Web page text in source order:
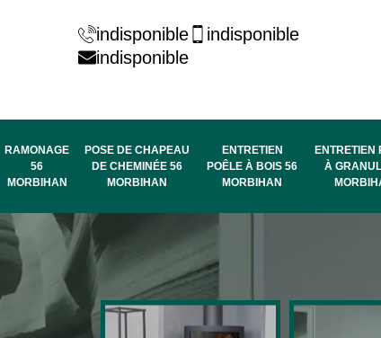
indisponible
indisponible
indisponible
RAMONAGE
56
MORBIHAN
POSE DE CHAPEAU
DE CHEMINÉE 56
MORBIHAN
ENTRETIEN
POÊLE À BOIS 56
MORBIHAN
ENTRETIEN
À